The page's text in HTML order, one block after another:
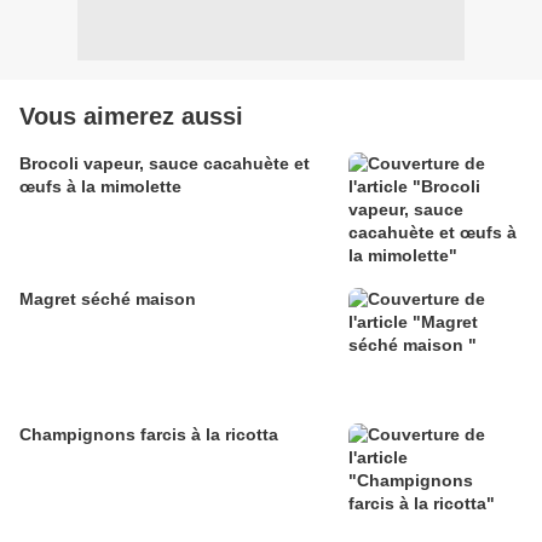
Vous aimerez aussi
Brocoli vapeur, sauce cacahuète et
œufs à la mimolette
Magret séché maison
Champignons farcis à la ricotta